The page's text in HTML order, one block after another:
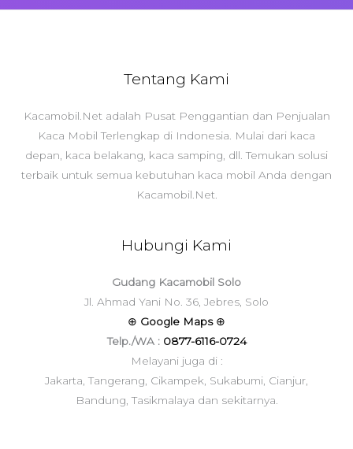
Tentang Kami
Kacamobil.Net adalah Pusat Penggantian dan Penjualan
Kaca Mobil Terlengkap di Indonesia. Mulai dari kaca
depan, kaca belakang, kaca samping, dll. Temukan solusi
terbaik untuk semua kebutuhan kaca mobil Anda dengan
Kacamobil.Net.
Hubungi Kami
Gudang Kacamobil Solo
Jl. Ahmad Yani No. 36, Jebres, Solo
⊕ Google Maps ⊕
Telp./WA : 0877-6116-0724
Melayani juga di :
Jakarta, Tangerang, Cikampek, Sukabumi, Cianjur,
Bandung, Tasikmalaya dan sekitarnya.